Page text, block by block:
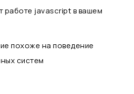
работе javascript в вашем
похоже на поведение
систем